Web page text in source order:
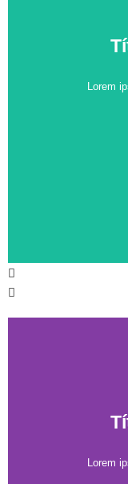
Lorem
Lorem